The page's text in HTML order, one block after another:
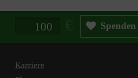
Spendenbetrag in Euro Spenden
Karriere